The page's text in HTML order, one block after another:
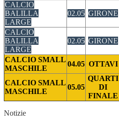
CALCIO
BALILLA
LARGE
02.05 GIRONE
CALCIO
BALILLA
LARGE
02.05 GIRONE
CALCIO SMALL
MASCHILE
04.05 OTTAVI
CALCIO SMALL
MASCHILE
05.05
QUARTI
DI
FINALE
Notizie